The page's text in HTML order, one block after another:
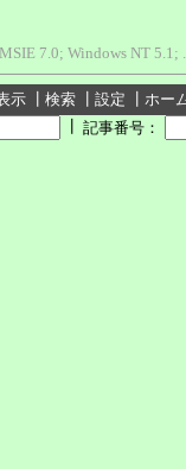
7.0; Windows NT
示 検索 設定
ホー
記事番号：